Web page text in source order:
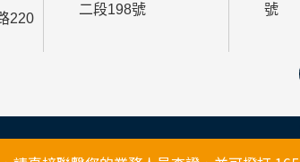
220
二段198號
號